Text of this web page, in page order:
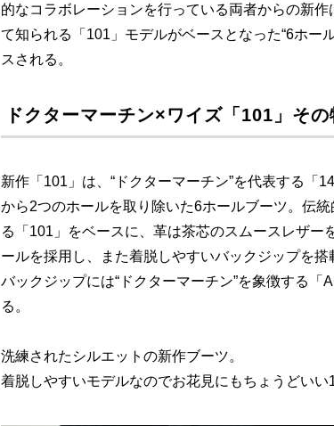
的なコラボレーションを行っている両者からの新
て知られる「101」モデルがベースとなった“6ホー
スされる。
ドクターマーチン×ワイズ「101」その
新作「101」は、“ドクターマーチン”を代表する「
から2つのホールを取り除いた6ホールブーツ。伝
る「101」をベースに、革は茶芯のスムースレザー
ールを採用し、また着脱しやすいバックジップを搭
バックジップには“ドクターマーチン”を象徴する「
る。
洗練されたシルエットの新作ブーツ。
着脱しやすいモデルなのでお花見にもちょうどいい